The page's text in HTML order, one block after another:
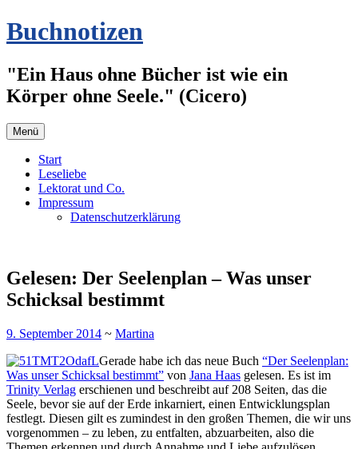
Zum
Inhalt
Buchnotizen
"Ein Haus ohne Bücher ist wie ein
Körper ohne Seele." (Cicero)
Menü
Start
Leseliebe
Lektorat und Co.
Impressum
Datenschutzerklärung
Gelesen: Der Seelenplan – Was unser
Schicksal bestimmt
9. September 2014 ~ Martina
Gerade habe ich das neue Buch “Der Seelenplan:
Was unser Schicksal bestimmt” von Jana Haas gelesen. Es ist im
Trinity Verlag erschienen und beschreibt auf 208 Seiten, das die
Seele, bevor sie auf der Erde inkarniert, einen Entwicklungsplan
festlegt. Diesen gilt es zumindest in den großen Themen, die wir uns
vorgenommen – zu leben, zu entfalten, abzuarbeiten, also die